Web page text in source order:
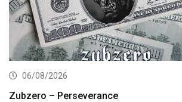
06/08/2026
Zubzero – Perseverance